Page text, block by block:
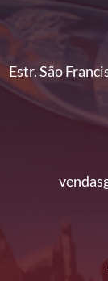
Estr. São